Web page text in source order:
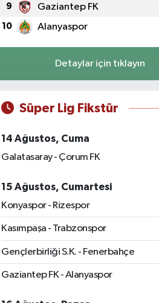
9 Gaziantep FK
10 Alanyaspor
Detaylar için tıklayın
Süper Lig Fikstür
14 Ağustos, Cuma
Galatasaray - Çorum FK
15 Ağustos, Cumartesi
Konyaspor - Rizespor
Kasımpaşa - Trabzonspor
Gençlerbirliği S.K. - Fenerbahçe
Gaziantep FK - Alanyaspor